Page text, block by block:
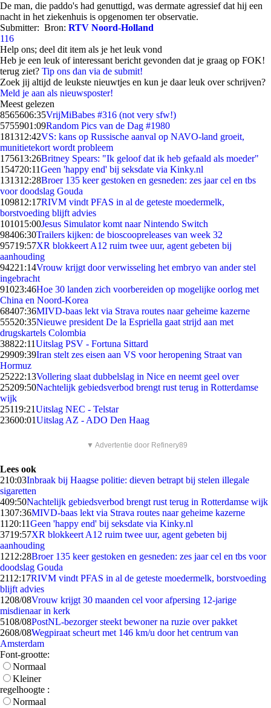
De man, die paddo's had genuttigd, was dermate agressief dat hij een
nacht in het ziekenhuis is opgenomen ter observatie.
Submitter: Bron: RTV Noord-Holland
116
Help ons; deel dit item als je het leuk vond
Heb je een leuk of interessant bericht gevonden dat je graag op FOK!
terug ziet? Tip ons dan via de submit!
Zoek jij altijd de leukste nieuwtjes en kun je daar leuk over schrijven?
Meld je aan als nieuwsposter!
Meest gelezen
8565606:35VrijMiBabes #316 (not very sfw!)
5755901:09Random Pics van de Dag #1980
181312:42VS: kans op Russische aanval op NAVO-land groeit,
munitietekort wordt probleem
175613:26Britney Spears: "Ik geloof dat ik heb gefaald als moeder"
154720:11Geen 'happy end' bij seksdate via Kinky.nl
131312:28Broer 135 keer gestoken en gesneden: zes jaar cel en tbs
voor doodslag Gouda
109812:17RIVM vindt PFAS in al de geteste moedermelk,
borstvoeding blijft advies
101015:00Jesus Simulator komt naar Nintendo Switch
98406:30Trailers kijken: de bioscoopreleases van week 32
95719:57XR blokkeert A12 ruim twee uur, agent gebeten bij
aanhouding
94221:14Vrouw krijgt door verwisseling het embryo van ander stel
ingebracht
91023:46Hoe 30 landen zich voorbereiden op mogelijke oorlog met
China en Noord-Korea
68407:36MIVD-baas lekt via Strava routes naar geheime kazerne
55520:35Nieuwe president De la Espriella gaat strijd aan met
drugskartels Colombia
38822:11Uitslag PSV - Fortuna Sittard
29909:39Iran stelt zes eisen aan VS voor heropening Straat van
Hormuz
25222:13Vollering slaat dubbelslag in Nice en neemt geel over
25209:50Nachtelijk gebiedsverbod brengt rust terug in Rotterdamse
wijk
25119:21Uitslag NEC - Telstar
23600:01Uitslag AZ - ADO Den Haag
▼ Advertentie door Refinery89
Lees ook
210:03Inbraak bij Haagse politie: dieven betrapt bij stelen illegale
sigaretten
409:50Nachtelijk gebiedsverbod brengt rust terug in Rotterdamse wijk
1307:36MIVD-baas lekt via Strava routes naar geheime kazerne
11 20:11Geen 'happy end' bij seksdate via Kinky.nl
3719:57XR blokkeert A12 ruim twee uur, agent gebeten bij
aanhouding
1212:28Broer 135 keer gestoken en gesneden: zes jaar cel en tbs voor
doodslag Gouda
2112:17RIVM vindt PFAS in al de geteste moedermelk, borstvoeding
blijft advies
1208/08Vrouw krijgt 30 maanden cel voor afpersing 12-jarige
misdienaar in kerk
5108/08PostNL-bezorger steekt bewoner na ruzie over pakket
2608/08Wegpiraat scheurt met 146 km/u door het centrum van
Amsterdam
Font-grootte:
Normaal
Kleiner
regelhoogte :
Normaal